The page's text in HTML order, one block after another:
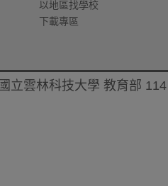
以地區找學校
下載專區
國立雲林科技大學 教育部